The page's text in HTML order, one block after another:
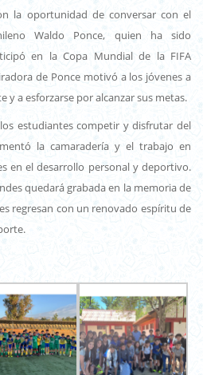
la oportunidad de conversar con el
Waldo Ponce, quien ha sido
en la Copa Mundial de la FIFA
de Ponce motivó a los jóvenes a
y a esforzarse por alcanzar sus metas.
estudiantes competir y disfrutar del
la camaradería y el trabajo en
en el desarrollo personal y deportivo.
quedará grabada en la memoria de
regresan con un renovado espíritu de